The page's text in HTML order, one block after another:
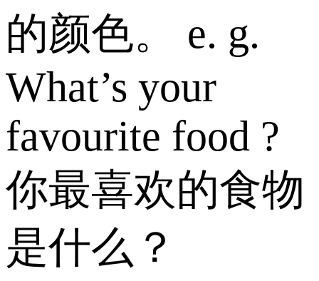
的颜色。 e. g.
What’s your
favourite food ?
你最喜欢的食物
是什么？